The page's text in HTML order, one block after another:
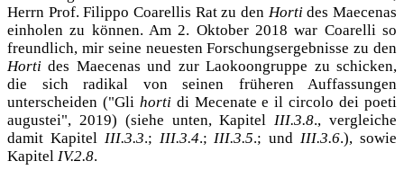
Herrn Prof. Filippo Coarellis Rat zu den Horti des Maecenas
einholen zu können. Am 2. Oktober 2018 war Coarelli so
freundlich, mir seine neuesten Forschungsergebnisse zu den
Horti des Maecenas und zur Laokoongruppe zu schicken,
die sich radikal von seinen früheren Auffassungen
unterscheiden ("Gli horti di Mecenate e il circolo dei poeti
augustei", 2019) (siehe unten, KapitelIII.3.8., vergleiche
damit Kapitel III.3.3.; III.3.4.;III.3.5.; undIII.3.6.), sowie
Kapitel IV.2.8.